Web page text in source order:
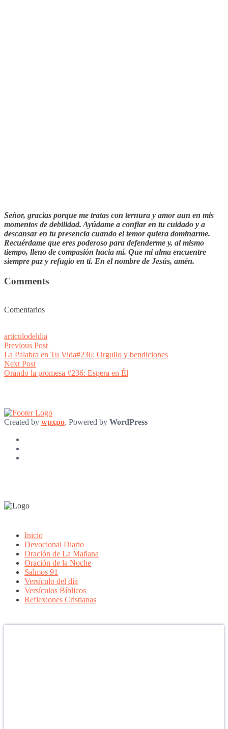
Señor, gracias porque me tratas con ternura y amor aun en mis
momentos de debilidad. Ayúdame a confiar en tu cuidado y a
descansar en tu presencia cuando el temor quiera dominarme.
Recuérdame que eres poderoso para defenderme y, al mismo
tiempo, lleno de compasión hacia mí. Que mi alma encuentre
siempre paz y refugio en ti. En el nombre de Jesús, amén.
Comments
Comentarios
articulodeldia
Post
navigation
Previous PostPrevious
post:
La Palabra en Tu Vida#236: Orgullo y bendiciones
Next PostNext
post:
Orando la promesa #236: Espera en Él
Created by wpxpo. Powered by WordPress
Inicio
Devocional Diario
Oración de La Mañana
Oración de la Noche
Salmos 91
Versículo del día
Versículos Bíblicos
Reflexiones Cristianas